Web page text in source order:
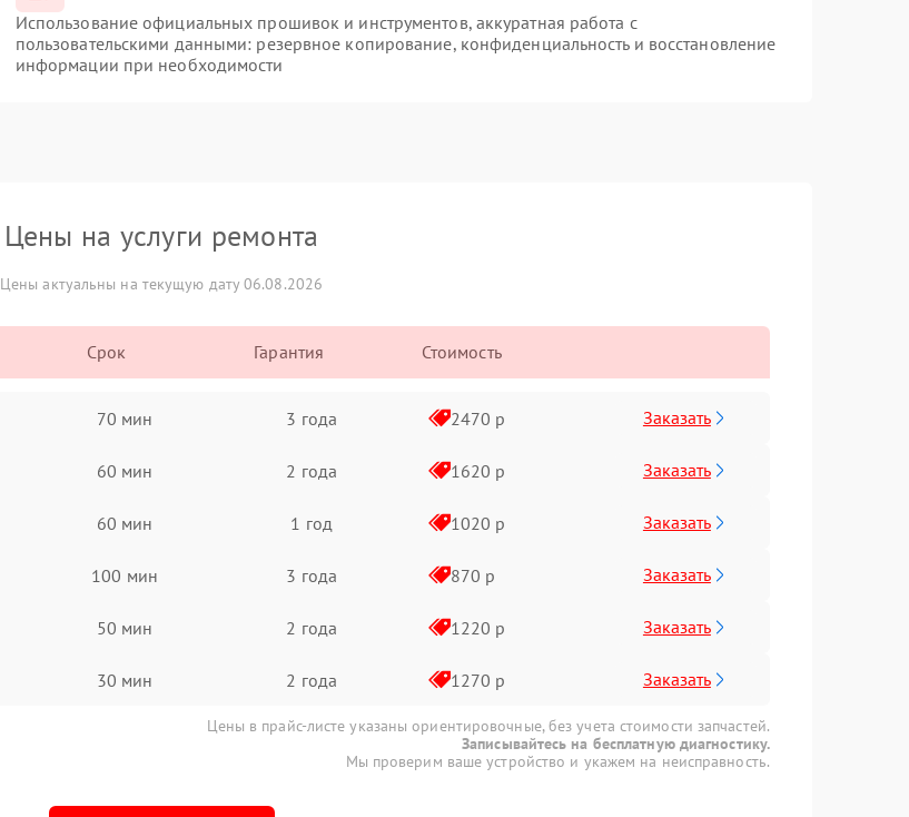
Использование официальных прошивок и инструментов, аккуратная работа с
пользовательскими данными: резервное копирование, конфиденциальность и восстановление
информации при необходимости
Цены на услуги ремонта
Цены актуальны на текущую дату 06.08.2026
Срок Гарантия Стоимость
70 мин 3 года 2470 р Заказать
60 мин 2 года 1620 р Заказать
60 мин 1 год 1020 р Заказать
100 мин 3 года 870 р Заказать
50 мин 2 года 1220 р Заказать
30 мин 2 года 1270 р Заказать
Цены в прайс-листе указаны ориентировочные, без учета стоимости запчастей.
Записывайтесь на бесплатную диагностику.
Мы проверим ваше устройство и укажем на неисправность.